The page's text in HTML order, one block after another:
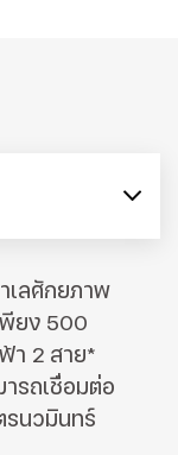
เลศักยภาพ
พียง 500
า 2 สาย*
ารถเชื่อมต่อ
รนวมินทร์